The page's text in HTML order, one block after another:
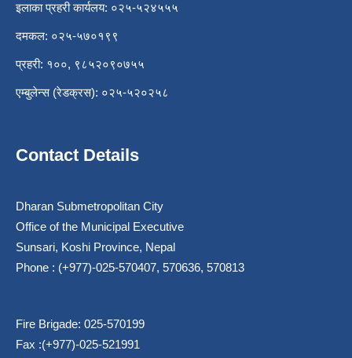
इलाका प्रहरी कार्यलय: ०२५-५२४५५५
दमकल: ०२५-५७०१९९
प्रहरी: १००, ९८५२०९०७५५
एम्बुलेन्स (रेडक्रस): ०२५-५२०२५८
Contact Details
Dharan Submetropolitan City
Office of the Municipal Executive
Sunsari, Koshi Province, Nepal
Phone : (+977)-025-570407, 570636, 570813
Fire Brigade: 025-570199
Fax :(+977)-025-521991